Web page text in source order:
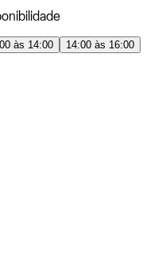
às 14:00
14:00 às 16:00